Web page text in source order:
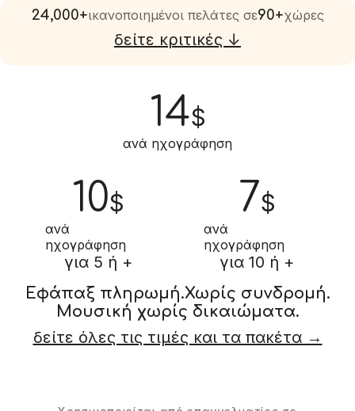
24,000+ικανοποιημένοι πελάτες σε90+χώρες
δείτε κριτικές ↓
14$
ανά ηχογράφηση
10$
ανά
ηχογράφηση
για 5 ή +
7$
ανά
ηχογράφηση
για 10 ή +
Εφάπαξ πληρωμή.Χωρίς συνδρομή.
Μουσική χωρίς δικαιώματα.
δείτε όλες τις τιμές και τα πακέτα →